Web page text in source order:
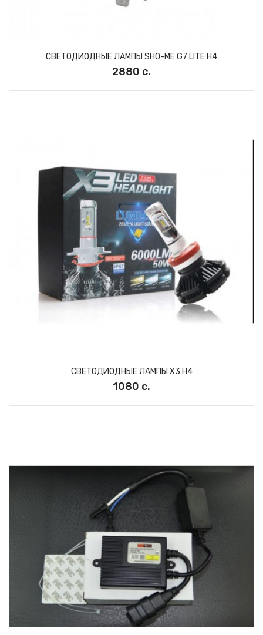
СВЕТОДИОДНЫЕ ЛАМПЫ SHO-ME G7 LITE H4
2880 с.
СВЕТОДИОДНЫЕ ЛАМПЫ X3 H4
1080 с.